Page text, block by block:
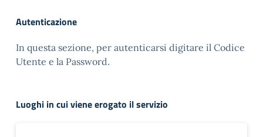
Autenticazione
In questa sezione, per autenticarsi digitare il Codice
Utente e la Password.
Luoghi in cui viene erogato il servizio